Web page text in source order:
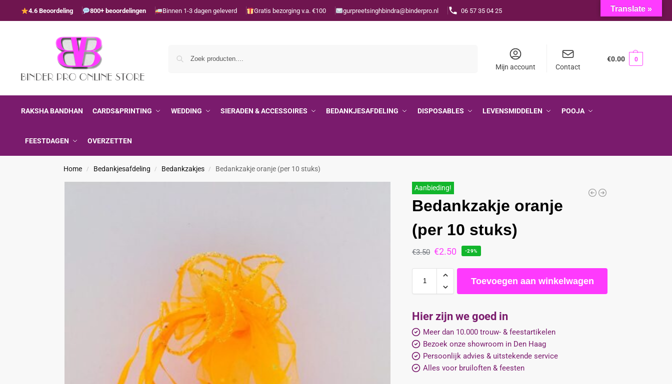
4.6 Beoordeling 800+ beoordelingen Binnen 1-3 dagen geleverd Gratis bezorging v.a. €100 gurpreetsinghbindra@binderpro.nl 06 57 35 04 25
Mijn account Contact
€0.00 0
RAKSHA BANDHAN CARDS&PRINTING WEDDING SIERADEN & ACCESSOIRES BEDANKJESAFDELING DISPOSABLES LEVENSMIDDELEN POOJA
FEESTDAGEN OVERZETTEN
Home / Bedankjesafdeling / Bedankzakjes / Bedankzakje oranje (per 10 stuks)
Aanbieding!
Bedankzakje oranje
(per 10 stuks)
€3.50 €2.50 -29%
Toevoegen aan winkelwagen
Hier zijn we goed in
Meer dan 10.000 trouw- & feestartikelen
Bezoek onze showroom in Den Haag
Persoonlijk advies & uitstekende service
Alles voor bruiloften & feesten
Translate »